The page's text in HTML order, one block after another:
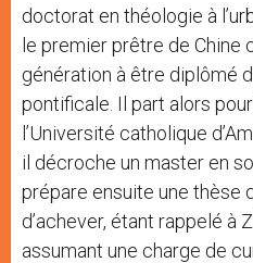
doctorat en théologie à
le premier prêtre de Chine
génération à être diplômé
pontificale. Il part alors
l’Université catholique
il décroche un master en
prépare ensuite une thèse
d’achever, étant rappelé à
assumant une charge de